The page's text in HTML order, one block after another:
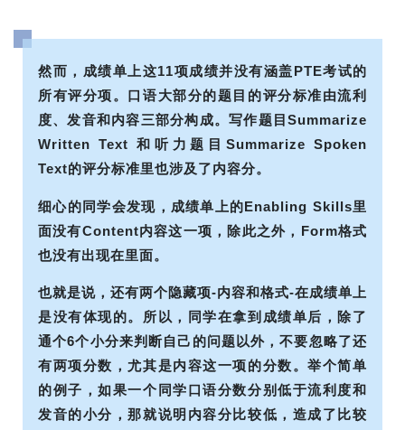
然而，成绩单上这11项成绩并没有涵盖PTE考试的
所有评分项。口语大部分的题目的评分标准由流利
度、发音和内容三部分构成。写作题目Summarize
Written Text 和听力题目Summarize Spoken
Text的评分标准里也涉及了内容分。
细心的同学会发现，成绩单上的Enabling Skills里
面没有Content内容这一项，除此之外，Form格式
也没有出现在里面。
也就是说，还有两个隐藏项-内容和格式-在成绩单上
是没有体现的。所以，同学在拿到成绩单后，除了
通个6个小分来判断自己的问题以外，不要忽略了还
有两项分数，尤其是内容这一项的分数。举个简单
的例子，如果一个同学口语分数分别低于流利度和
发音的小分，那就说明内容分比较低，造成了比较